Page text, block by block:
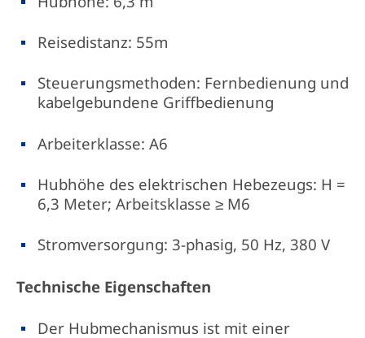
Reisedistanz: 55m
Steuerungsmethoden: Fernbedienung und
kabelgebundene Griffbedienung
Arbeiterklasse: A6
Hubhöhe des elektrischen Hebezeugs: H =
6,3 Meter; Arbeitsklasse ≥ M6
Stromversorgung: 3-phasig, 50 Hz, 380 V
Technische Eigenschaften
Der Hubmechanismus ist mit einer